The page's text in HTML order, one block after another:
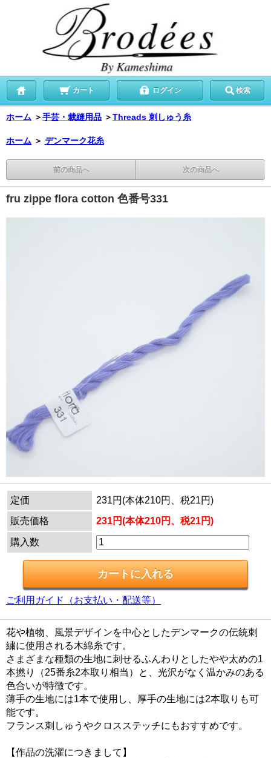
カート ログイン 検索
ホーム ＞手芸・裁縫用品 ＞Threads 刺しゅう糸
ホーム ＞ デンマーク花糸
前の商品へ 次の商品へ
fru zippe flora cotton 色番号331
定価
231円(本体210円、税21円)
販売価格
231円(本体210円、税21円)
購入数
ご利用ガイド（お支払い・配送等）
花や植物、風景デザインを中心としたデンマークの伝統刺
繍に使用される木綿糸です。
さまざまな種類の生地に刺せるふんわりとしたやや太めの1
本撚り（25番糸2本取り相当）と、光沢がなく温かみのある
色合いが特徴です。
薄手の生地には1本で使用し、厚手の生地には2本取りも可
能です。
フランス刺しゅうやクロスステッチにもおすすめです。
【作品の洗濯につきまして】